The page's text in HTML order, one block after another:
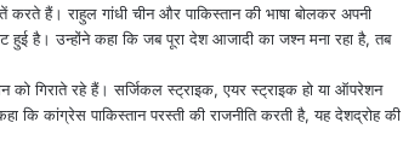
करते हैं। राहुल गांधी चीन और पाकिस्तान की भाषा बोलकर अपनी
है। उन्होंने कहा कि जब पूरा देश आजादी का जश्न मना रहा है, तब
गिराते रहे हैं। सर्जिकल स्ट्राइक, एयर स्ट्राइक हो या ऑपरेशन
कि कांग्रेस पाकिस्तान परस्ती की राजनीति करती है, यह देशद्रोह की